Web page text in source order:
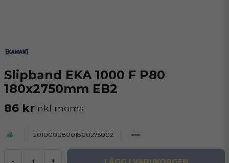
Slipband EKA 1000 F P80
180x2750mm EB2
86 krInkl moms
20100008001800275002
- +